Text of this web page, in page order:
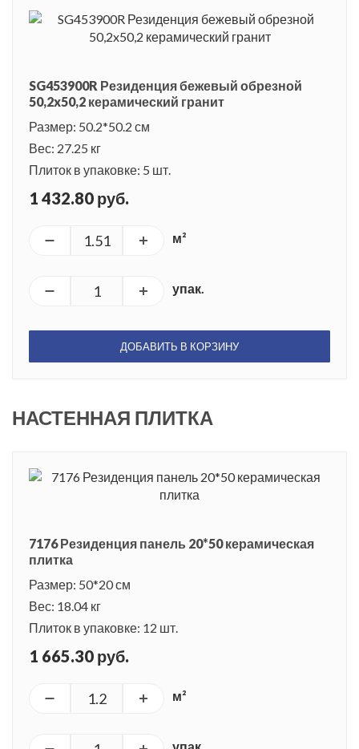
SG453900R Резиденция бежевый обрезной
50,2x50,2 керамический гранит
Размер: 50.2*50.2 см
Вес: 27.25 кг
Плиток в упаковке: 5 шт.
1 432.80 руб.
м²
упак.
ДОБАВИТЬ В КОРЗИНУ
НАСТЕННАЯ ПЛИТКА
7176 Резиденция панель 20*50 керамическая
плитка
Размер: 50*20 см
Вес: 18.04 кг
Плиток в упаковке: 12 шт.
1 665.30 руб.
м²